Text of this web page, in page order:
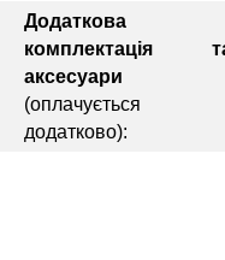
Додаткова
комплектація
аксесуари
(оплачується
додатково):